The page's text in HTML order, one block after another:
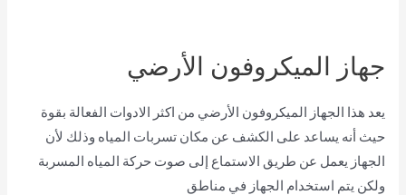
جهاز الميكروفون الأرضي
يعد هذا الجهاز الميكروفون الأرضي من اكثر الادوات الفعالة بقوة
حيث أنه يساعد على الكشف عن مكان تسربات المياه وذلك لأن
الجهاز يعمل عن طريق الاستماع إلى صوت حركة المياه المسربة
ولكن يتم استخدام الجهاز في مناطق